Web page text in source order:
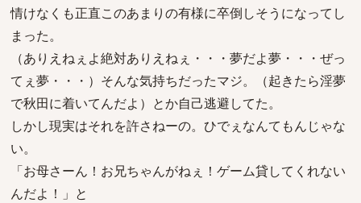
情けなくも正直このあまりの有様に卒倒しそうになってし
まった。
（ありえねぇよ絶対ありえねぇ・・・夢だよ夢・・・ぜっ
てぇ夢・・・）そんな気持ちだったマジ。（起きたら淫夢
で秋田に着いてんだよ）とか自己逃避してた。
しかし現実はそれを許さねーの。ひでぇなんてもんじゃな
い。
「お母さーん！お兄ちゃんがねぇ！ゲーム貸してくれない
んだよ！」と